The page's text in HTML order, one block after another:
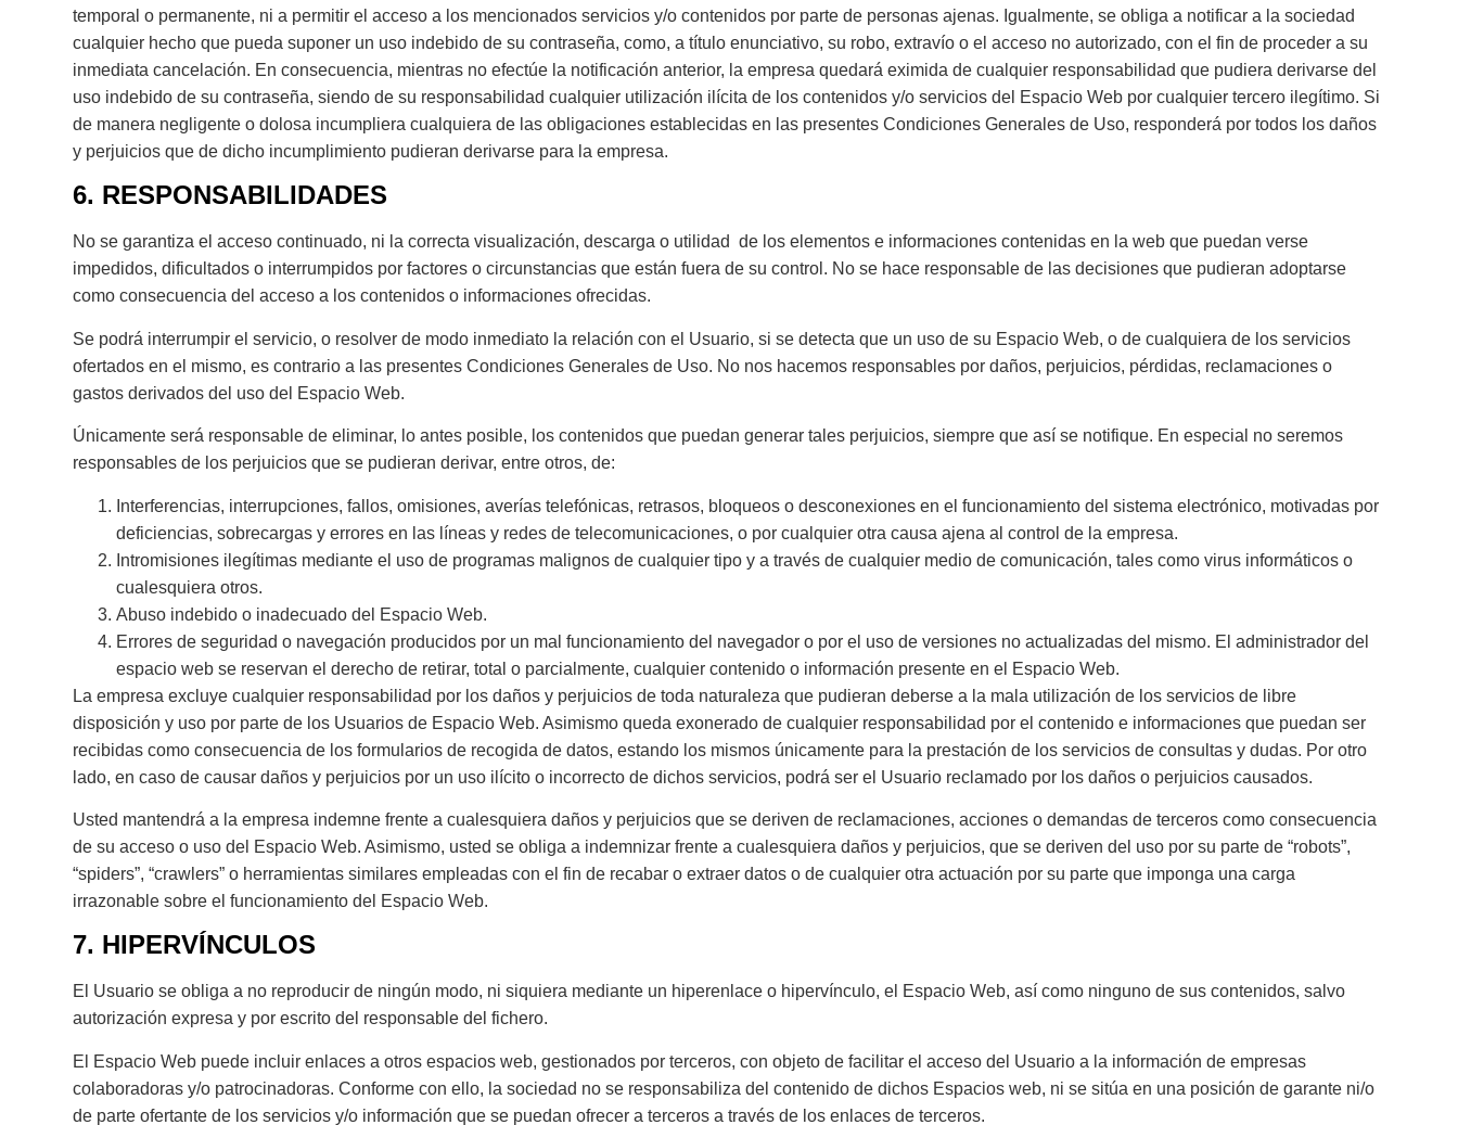
temporal o permanente, ni a permitir el acceso a los mencionados servicios y/o contenidos por parte de personas ajenas. Igualmente, se obliga a notificar a la sociedad
cualquier hecho que pueda suponer un uso indebido de su contraseña, como, a título enunciativo, su robo, extravío o el acceso no autorizado, con el fin de proceder a su
inmediata cancelación. En consecuencia, mientras no efectúe la notificación anterior, la empresa quedará eximida de cualquier responsabilidad que pudiera derivarse del
uso indebido de su contraseña, siendo de su responsabilidad cualquier utilización ilícita de los contenidos y/o servicios del Espacio Web por cualquier tercero ilegítimo. Si
de manera negligente o dolosa incumpliera cualquiera de las obligaciones establecidas en las presentes Condiciones Generales de Uso, responderá por todos los daños
y perjuicios que de dicho incumplimiento pudieran derivarse para la empresa.
6. RESPONSABILIDADES
No se garantiza el acceso continuado, ni la correcta visualización, descarga o utilidad de los elementos e informaciones contenidas en la web que puedan verse
impedidos, dificultados o interrumpidos por factores o circunstancias que están fuera de su control. No se hace responsable de las decisiones que pudieran adoptarse
como consecuencia del acceso a los contenidos o informaciones ofrecidas.
Se podrá interrumpir el servicio, o resolver de modo inmediato la relación con el Usuario, si se detecta que un uso de su Espacio Web, o de cualquiera de los servicios
ofertados en el mismo, es contrario a las presentes Condiciones Generales de Uso. No nos hacemos responsables por daños, perjuicios, pérdidas, reclamaciones o
gastos derivados del uso del Espacio Web.
Únicamente será responsable de eliminar, lo antes posible, los contenidos que puedan generar tales perjuicios, siempre que así se notifique. En especial no seremos
responsables de los perjuicios que se pudieran derivar, entre otros, de:
Interferencias, interrupciones, fallos, omisiones, averías telefónicas, retrasos, bloqueos o desconexiones en el funcionamiento del sistema electrónico, motivadas por
deficiencias, sobrecargas y errores en las líneas y redes de telecomunicaciones, o por cualquier otra causa ajena al control de la empresa.
Intromisiones ilegítimas mediante el uso de programas malignos de cualquier tipo y a través de cualquier medio de comunicación, tales como virus informáticos o
cualesquiera otros.
Abuso indebido o inadecuado del Espacio Web.
Errores de seguridad o navegación producidos por un mal funcionamiento del navegador o por el uso de versiones no actualizadas del mismo. El administrador del
espacio web se reservan el derecho de retirar, total o parcialmente, cualquier contenido o información presente en el Espacio Web.
La empresa excluye cualquier responsabilidad por los daños y perjuicios de toda naturaleza que pudieran deberse a la mala utilización de los servicios de libre
disposición y uso por parte de los Usuarios de Espacio Web. Asimismo queda exonerado de cualquier responsabilidad por el contenido e informaciones que puedan ser
recibidas como consecuencia de los formularios de recogida de datos, estando los mismos únicamente para la prestación de los servicios de consultas y dudas. Por otro
lado, en caso de causar daños y perjuicios por un uso ilícito o incorrecto de dichos servicios, podrá ser el Usuario reclamado por los daños o perjuicios causados.
Usted mantendrá a la empresa indemne frente a cualesquiera daños y perjuicios que se deriven de reclamaciones, acciones o demandas de terceros como consecuencia
de su acceso o uso del Espacio Web. Asimismo, usted se obliga a indemnizar frente a cualesquiera daños y perjuicios, que se deriven del uso por su parte de “robots”,
“spiders”, “crawlers” o herramientas similares empleadas con el fin de recabar o extraer datos o de cualquier otra actuación por su parte que imponga una carga
irrazonable sobre el funcionamiento del Espacio Web.
7. HIPERVÍNCULOS
El Usuario se obliga a no reproducir de ningún modo, ni siquiera mediante un hiperenlace o hipervínculo, el Espacio Web, así como ninguno de sus contenidos, salvo
autorización expresa y por escrito del responsable del fichero.
El Espacio Web puede incluir enlaces a otros espacios web, gestionados por terceros, con objeto de facilitar el acceso del Usuario a la información de empresas
colaboradoras y/o patrocinadoras. Conforme con ello, la sociedad no se responsabiliza del contenido de dichos Espacios web, ni se sitúa en una posición de garante ni/o
de parte ofertante de los servicios y/o información que se puedan ofrecer a terceros a través de los enlaces de terceros.